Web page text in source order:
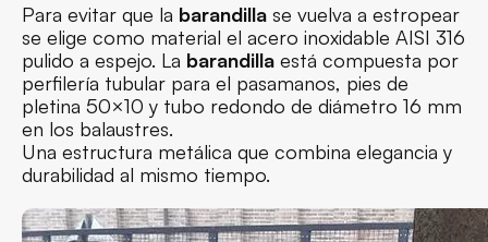
Para evitar que la barandilla se vuelva a estropear
se elige como material el acero inoxidable AISI 316
pulido a espejo. La barandilla está compuesta por
perfilería tubular para el pasamanos, pies de
pletina 50×10 y tubo redondo de diámetro 16 mm
en los balaustres.
Una estructura metálica que combina elegancia y
durabilidad al mismo tiempo.